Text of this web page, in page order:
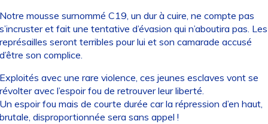
mousse surnommé C19, un dur à cuire, ne compte pas
et fait une tentative d’évasion qui n’aboutira pas. Les
seront terribles pour lui et son camarade accusé
son complice.
avec une rare violence, ces jeunes esclaves vont se
avec l’espoir fou de retrouver leur liberté.
espoir fou mais de courte durée car la répression d’en haut,
disproportionnée sera sans appel !